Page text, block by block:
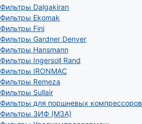
Фильтры Dalgakiran
Фильтры Ekomak
Фильтры Fini
Фильтры Gardner Denver
Фильтры Hansmann
Фильтры Ingersoll Rand
Фильтры IRONMAC
Фильтры Remeza
Фильтры Sullair
Фильтры для поршневых компрессоров
Фильтры ЗИФ (МЗА)